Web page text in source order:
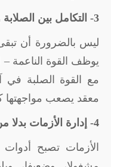
3- التكامل بين الصلابة والنعومة:
ليس بالضرورة أن
يوظف القوة الناعمة –
مع القوة الصلبة
معقد يصعب مواجهتها
4- إدارة الأزمات بدلا من حلها:
الأزمات تصبح